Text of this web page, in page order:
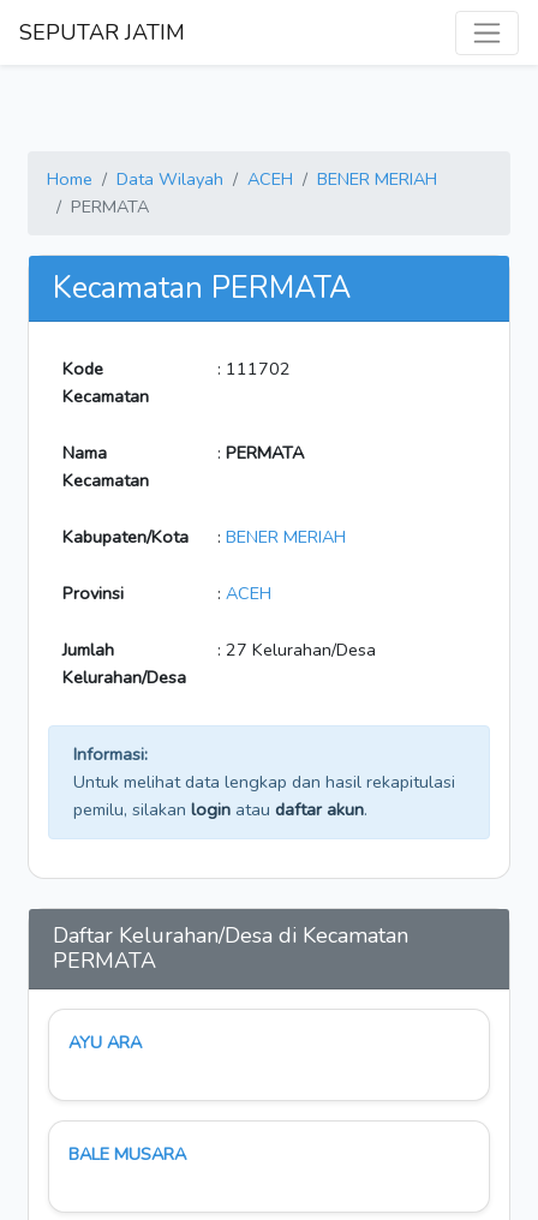
SEPUTAR JATIM
Home Data Wilayah ACEH
BENER MERIAH
PERMATA
Kecamatan PERMATA
Kode
Kecamatan
: 111702
Nama
Kecamatan
: PERMATA
Kabupaten/Kota : BENER MERIAH
Provinsi : ACEH
Jumlah
Kelurahan/Desa
: 27 Kelurahan/Desa
Informasi:
Untuk melihat data lengkap dan hasil rekapitulasi
pemilu, silakan login atau daftar akun.
Daftar Kelurahan/Desa di Kecamatan
PERMATA
AYU ARA
BALE MUSARA